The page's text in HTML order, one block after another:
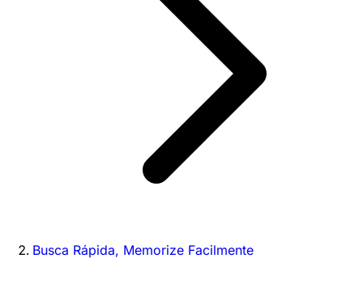
Busca Rápida, Memorize Facilmente